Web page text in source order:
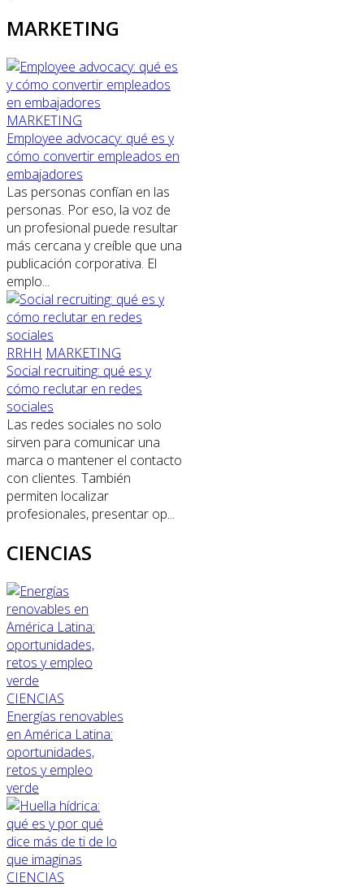
MARKETING
MARKETING
Employee advocacy: qué es y
cómo convertir empleados en
embajadores
Las personas confían en las
personas. Por eso, la voz de
un profesional puede resultar
más cercana y creíble que una
publicación corporativa. El
emplo...
RRHH MARKETING
Social recruiting: qué es y
cómo reclutar en redes
sociales
Las redes sociales no solo
sirven para comunicar una
marca o mantener el contacto
con clientes. También
permiten localizar
profesionales, presentar op...
CIENCIAS
CIENCIAS
Energías renovables
en América Latina:
oportunidades,
retos y empleo
verde
CIENCIAS